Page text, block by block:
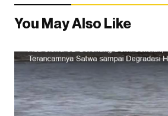
You May Also Like